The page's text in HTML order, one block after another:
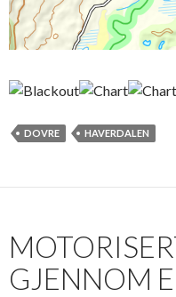
DOVRE HAVERDALEN
GJENNOM